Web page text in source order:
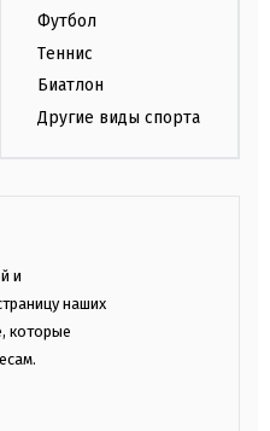
Футбол
Теннис
Биатлон
Другие виды спорта
и
наших
которые